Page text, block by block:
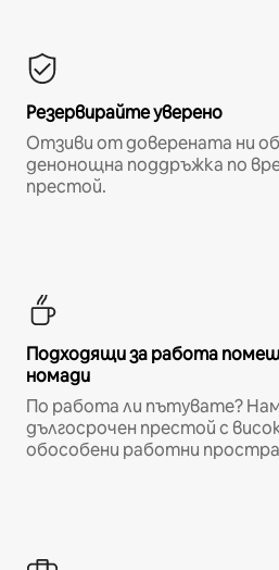
Резервирайте уверено
Отзиви от доверената ни
денонощна поддръжка по
престой.
Подходящи за работа
номади
По работа ли пътувате?
дългосрочен престой с
обособени работни